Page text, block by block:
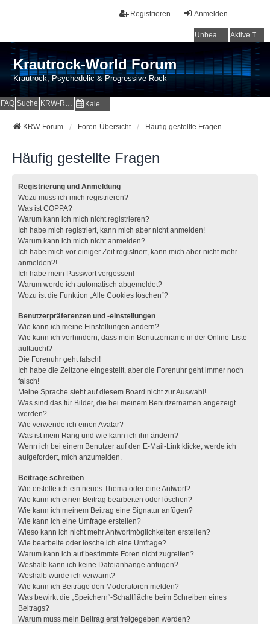
Anmelden
Registrieren
Unbeantwortete Themen Aktive Themen
Krautrock-World Forum
Krautrock, Psychedelic & Progressive Rock
FAQ Suche KRW-Radio Kalender
KRW-Forum Foren-Übersicht Häufig gestellte Fragen
Häufig gestellte Fragen
Registrierung und Anmeldung
Wozu muss ich mich registrieren?
Was ist COPPA?
Warum kann ich mich nicht registrieren?
Ich habe mich registriert, kann mich aber nicht anmelden!
Warum kann ich mich nicht anmelden?
Ich habe mich vor einiger Zeit registriert, kann mich aber nicht mehr
anmelden?!
Ich habe mein Passwort vergessen!
Warum werde ich automatisch abgemeldet?
Wozu ist die Funktion „Alle Cookies löschen“?
Benutzerpräferenzen und -einstellungen
Wie kann ich meine Einstellungen ändern?
Wie kann ich verhindern, dass mein Benutzername in der Online-Liste
auftaucht?
Die Forenuhr geht falsch!
Ich habe die Zeitzone eingestellt, aber die Forenuhr geht immer noch
falsch!
Meine Sprache steht auf diesem Board nicht zur Auswahl!
Was sind das für Bilder, die bei meinem Benutzernamen angezeigt
werden?
Wie verwende ich einen Avatar?
Was ist mein Rang und wie kann ich ihn ändern?
Wenn ich bei einem Benutzer auf den E-Mail-Link klicke, werde ich
aufgefordert, mich anzumelden.
Beiträge schreiben
Wie erstelle ich ein neues Thema oder eine Antwort?
Wie kann ich einen Beitrag bearbeiten oder löschen?
Wie kann ich meinem Beitrag eine Signatur anfügen?
Wie kann ich eine Umfrage erstellen?
Wieso kann ich nicht mehr Antwortmöglichkeiten erstellen?
Wie bearbeite oder lösche ich eine Umfrage?
Warum kann ich auf bestimmte Foren nicht zugreifen?
Weshalb kann ich keine Dateianhänge anfügen?
Weshalb wurde ich verwarnt?
Wie kann ich Beiträge den Moderatoren melden?
Was bewirkt die „Speichern“-Schaltfläche beim Schreiben eines
Beitrags?
Warum muss mein Beitrag erst freigegeben werden?